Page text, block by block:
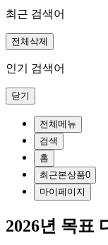
최근 검색어
전체삭제
인기 검색어
닫기
전체메뉴
검색
홈
최근본상품0
마이페이지
2026년 목표